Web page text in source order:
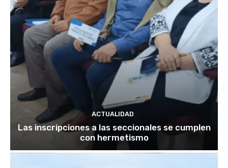
ACTUALIDAD
Las inscripciones a las seccionales se cumplen
con hermetismo